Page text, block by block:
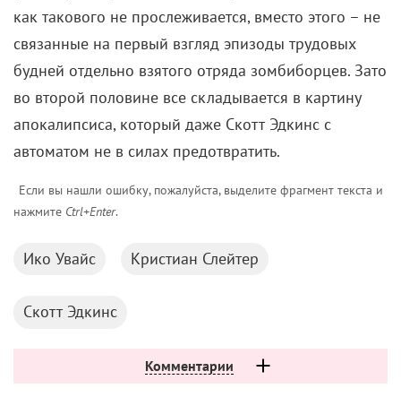
как такового не прослеживается, вместо этого – не
связанные на первый взгляд эпизоды трудовых
будней отдельно взятого отряда зомбиборцев. Зато
во второй половине все складывается в картину
апокалипсиса, который даже Скотт Эдкинс с
автоматом не в силах предотвратить.
Если вы нашли ошибку, пожалуйста, выделите фрагмент текста и
нажмите Ctrl+Enter.
Ико Увайс Кристиан Слейтер
Скотт Эдкинс
Комментарии